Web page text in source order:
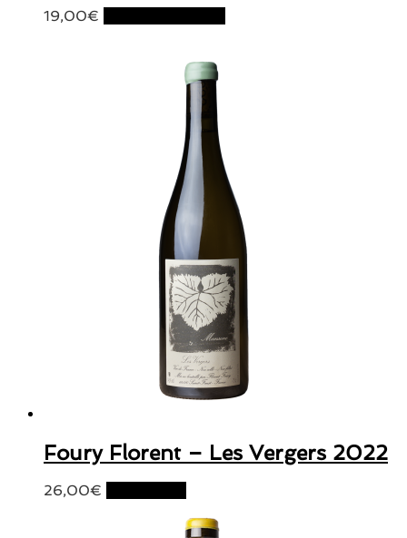
19,00€
Foury Florent – Les Vergers 2022
26,00€